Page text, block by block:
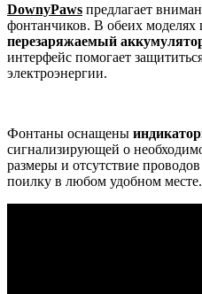
DownyPaws предлагает
фонтанчиков. В обеих моделях
перезаряжаемый
интерфейс помогает
электроэнергии.
Фонтаны оснащены
сигнализирующей о
размеры и отсутствие
поилку в любом удобном месте.